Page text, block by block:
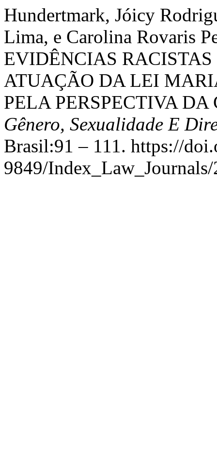
Hundertmark, Jóicy
Lima, e Carolina Rovaris
EVIDÊNCIAS
ATUAÇÃO DA LEI
PELA PERSPECTIVA
Gênero, Sexualidade E
Brasil:91 – 111. https://
9849/